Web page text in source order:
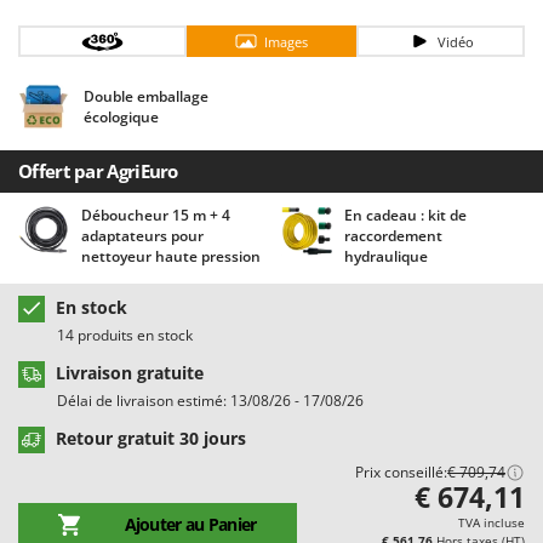
Cisailles à gazon à batterie
Cisailles taille-haies manuelles
Climatiseurs
Compresseurs d'air électriques
Compresseurs pour la récolte des olives et la taille
Coupe-bordures - Trimmers
Coupe-branches
Couveuses à œufs
Cultivateurs Tiller à ressorts - Extirpateurs
Débroussailleuses
Décompacteurs agricoles
Déplaqueuses de gazon
Barbieri
Batavia
Benassi
Beper
Berkel
Bernardi
Bertolini Pumps
Besser Vacuum
Bestway
Beta tools
Bissell
BlackStone
Bomet
Images Vidéo
Double emballage
écologique
Offert par AgriEuro
Déboucheur 15 m + 4
adaptateurs pour
nettoyeur haute pression
En cadeau : kit de
raccordement
hydraulique
En stock
14 produits en stock
Livraison gratuite
Délai de livraison estimé: 13/08/26 - 17/08/26
Retour gratuit 30 jours
Prix conseillé:€ 709,74
Ajouter au Panier
€ 674,11
TVA incluse